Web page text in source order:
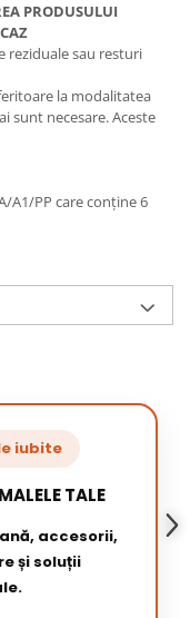
PRODUSULUI
reziduale sau resturi
la modalitatea
sunt necesare. Aceste
A1/PP care conţine 6
iubite
TALE
accesorii,
și soluții